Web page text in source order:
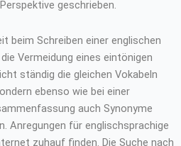
geschrieben.
beim Schreiben einer englischen
Vermeidung eines eintönigen
ständig die gleichen Vokabeln
ebenso wie bei einer
auch Synonyme
Anregungen für englischsprachige
zuhauf finden. Die Suche nach